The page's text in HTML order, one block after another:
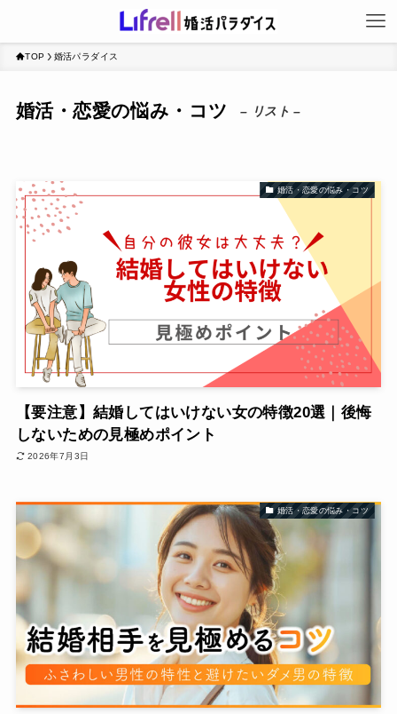
TOP 婚活パラダイス
婚活・恋愛の悩み・コツ – リスト –
婚活・恋愛の悩み・コツ
【要注意】結婚してはいけない女の特徴20選｜後悔
しないための見極めポイント
2026年7月3日
婚活・恋愛の悩み・コツ